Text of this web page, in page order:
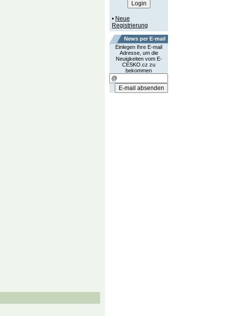
• Neue
Registrierung
News per E-mail
Einlegen Ihre E-mail
Adresse, um die
Neuigkeiten vom E-
CESKO.cz zu
bekommen